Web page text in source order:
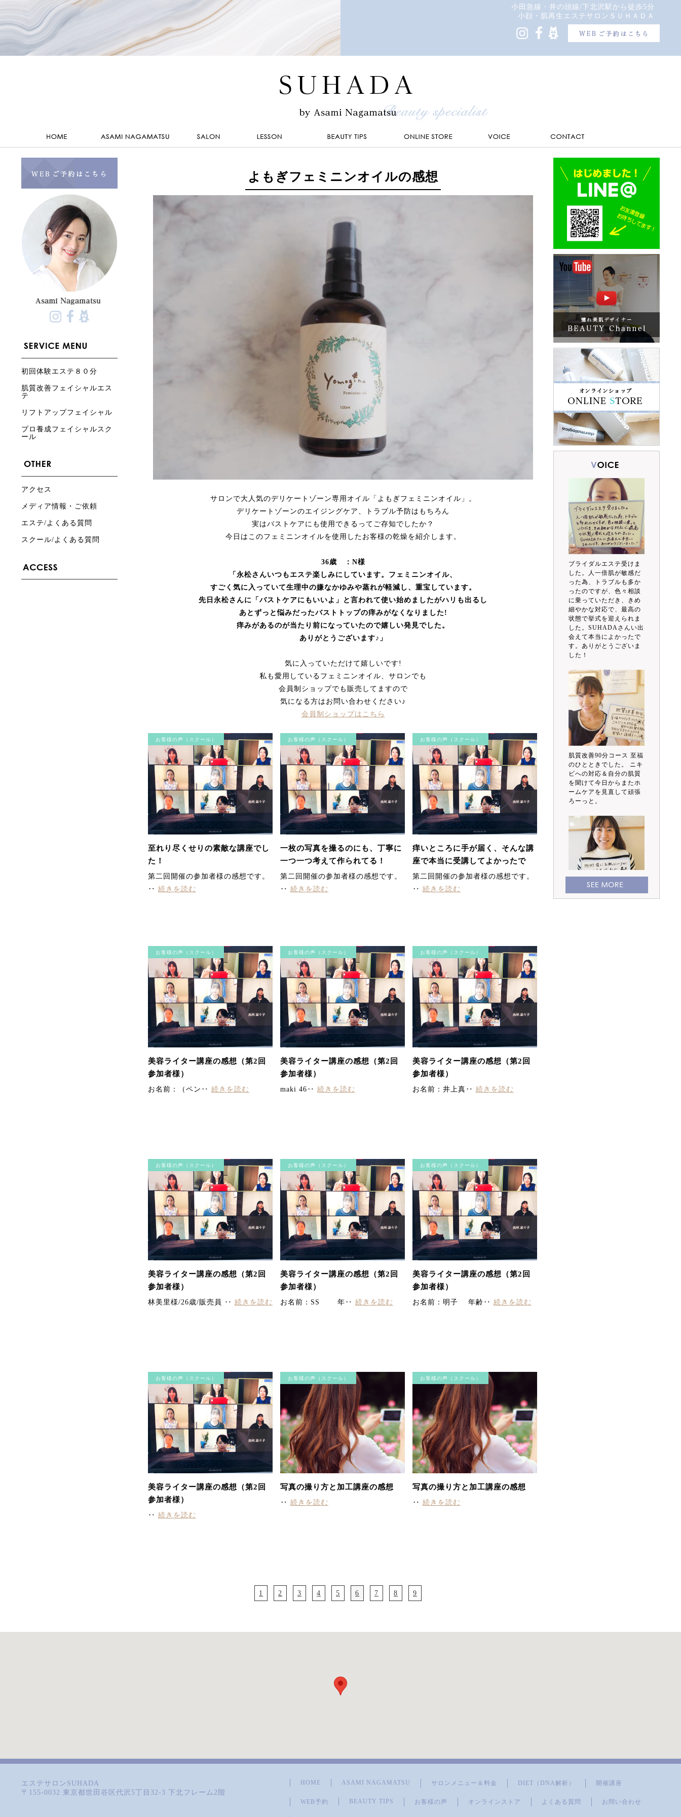
小田急線・井の頭線/下北沢駅から徒歩5分
小顔・肌再生エステサロンＳＵＨＡＤＡ
初回体験エステ８０分
肌質改善フェイシャルエス
テ
リフトアップフェイシャル
プロ養成フェイシャルスク
ール
アクセス
メディア情報・ご依頼
エステ/よくある質問
スクール/よくある質問
ブライダルエステ受けま
した。人一倍肌が敏感だ
った為、トラブルも多か
ったのですが、色々相談
に乗っていただき、きめ
細やかな対応で、最高の
状態で挙式を迎えられま
した。SUHADAさんい出
会えて本当によかったで
す。ありがとうございま
した！
肌質改善90分コース 至福
のひとときでした。 ニキ
ビへの対応＆自分の肌質
を聞けて今日からまたホ
ームケアを見直して頑張
ろーっと。
うでがあがるようにな
よもぎフェミニンオイルの感想
サロンで大人気のデリケートゾーン専用オイル「よもぎフェミニンオイル」。
デリケートゾーンのエイジングケア、トラブル予防はもちろん
実はバストケアにも使用できるってご存知でしたか？
今日はこのフェミニンオイルを使用したお客様の乾燥を紹介します。
36歳 ：N様
「永松さんいつもエステ楽しみにしています。フェミニンオイル、
すごく気に入っていて生理中の嫌なかゆみや蒸れが軽減し、重宝しています。
先日永松さんに「バストケアにもいいよ」と言われて使い始めましたがハリも出るし
あとずっと悩みだったバストトップの痒みがなくなりました!
痒みがあるのが当たり前になっていたので嬉しい発見でした。
ありがとうございます♪」
気に入っていただけて嬉しいです!
私も愛用しているフェミニンオイル、サロンでも
会員制ショップでも販売してますので
気になる方はお問い合わせください♪
会員制ショップはこちら
お客様の声（スクール）
至れり尽くせりの素敵な講座でし
た！
第二回開催の参加者様の感想です。
‥ 続きを読む
お客様の声（スクール）
一枚の写真を撮るのにも、丁寧に
一つ一つ考えて作られてる！
第二回開催の参加者様の感想です。
‥ 続きを読む
お客様の声（スクール）
痒いところに手が届く、そんな講
座で本当に受講してよかったで
す。
第二回開催の参加者様の感想です。
‥ 続きを読む
お客様の声（スクール）
美容ライター講座の感想（第2回
参加者様）
お名前：（ペン‥ 続きを読む
お客様の声（スクール）
美容ライター講座の感想（第2回
参加者様）
maki 46‥ 続きを読む
お客様の声（スクール）
美容ライター講座の感想（第2回
参加者様）
お名前：井上真‥ 続きを読む
お客様の声（スクール）
美容ライター講座の感想（第2回
参加者様）
林美里様/26歳/販売員 ‥ 続きを読む
お客様の声（スクール）
美容ライター講座の感想（第2回
参加者様）
お名前：SS 年‥ 続きを読む
お客様の声（スクール）
美容ライター講座の感想（第2回
参加者様）
お名前：明子 年齢‥ 続きを読む
お客様の声（スクール）
美容ライター講座の感想（第2回
参加者様）
‥ 続きを読む
お客様の声（スクール）
写真の撮り方と加工講座の感想
‥ 続きを読む
お客様の声（スクール）
写真の撮り方と加工講座の感想
‥ 続きを読む
1 2 3 4 5 6 7 8 9
エステサロンSUHADA
〒155-0032 東京都世田谷区代沢5丁目32-3 下北フレーム2階
HOME ASAMI NAGAMATSU サロンメニュー＆料金 DIET（DNA解析） 開催講座
WEB予約 BEAUTY TIPS お客様の声 オンラインストア よくある質問 お問い合わせ